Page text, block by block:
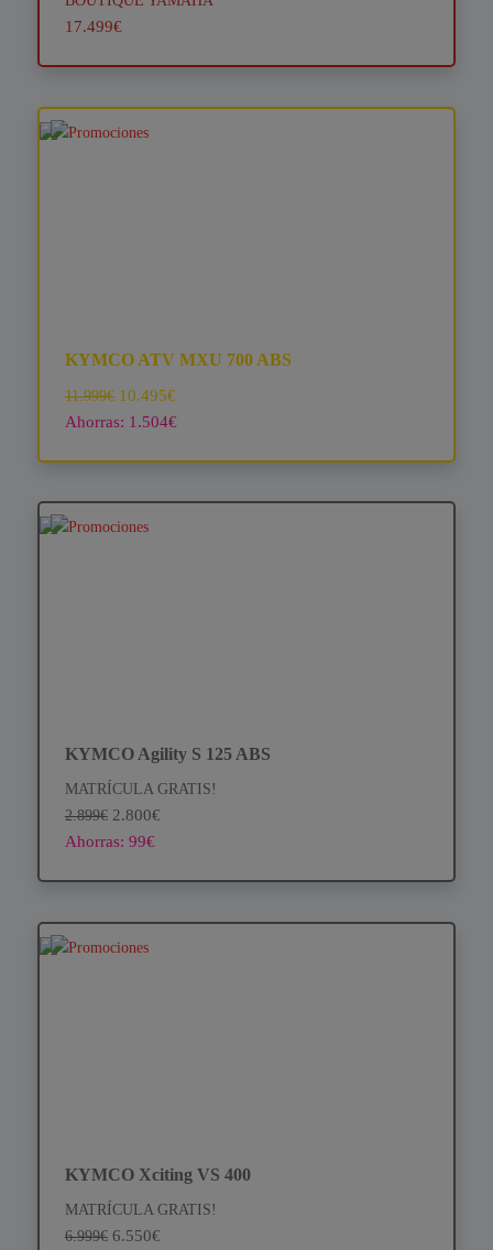
17.499€
KYMCO ATV MXU 700 ABS
11.999€ 10.495€
Ahorras: 1.504€
KYMCO Agility S 125 ABS
MATRÍCULA GRATIS!
2.899€ 2.800€
Ahorras: 99€
KYMCO Xciting VS 400
MATRÍCULA GRATIS!
6.999€ 6.550€